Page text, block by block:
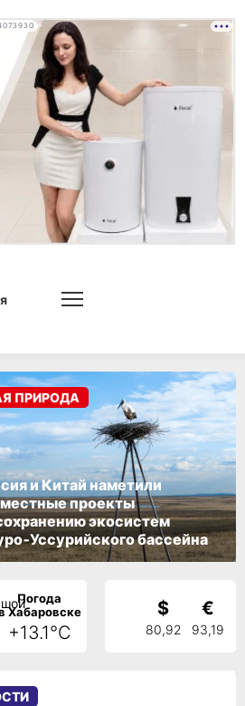
и Китай наметили
проекты
экосистем
бассейна
ПРИРОДА
Погода
Хабаровске
+13.1°C
$
80,92
€
93,19